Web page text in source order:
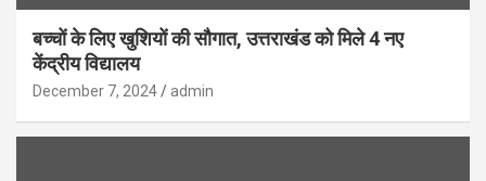
बच्चों के लिए खुशियों की सौगात, उत्तराखंड को मिले 4 नए
केंद्रीय विद्यालय
December 7, 2024 admin